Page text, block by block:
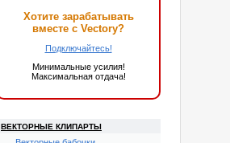
Хотите зарабатывать
вместе с Vectory?
Подключайтесь!
Минимальные усилия!
Максимальная отдача!
ВЕКТОРНЫЕ КЛИПАРТЫ